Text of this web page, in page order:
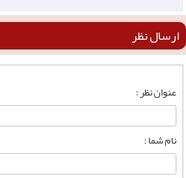
ارسال نظر
عنوان نظر :
نام شما :